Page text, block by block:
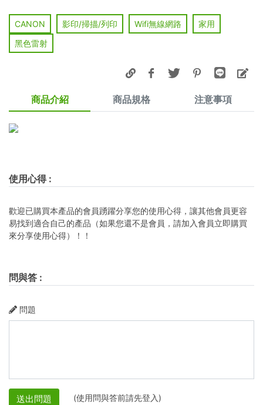
CANON 影印/掃描/列印 Wifi無線網路
家用
黑色雷射
商品介紹 商品規格 注意事項
使用心得:
歡迎已購買本產品的會員踴躍分享您的使用心得，讓其他會員更容
易找到適合自己的產品（如果您還不是會員，請加入會員立即購買
來分享使用心得）！！
問與答 :
問題
送出問題 (使用問與答前請先登入)